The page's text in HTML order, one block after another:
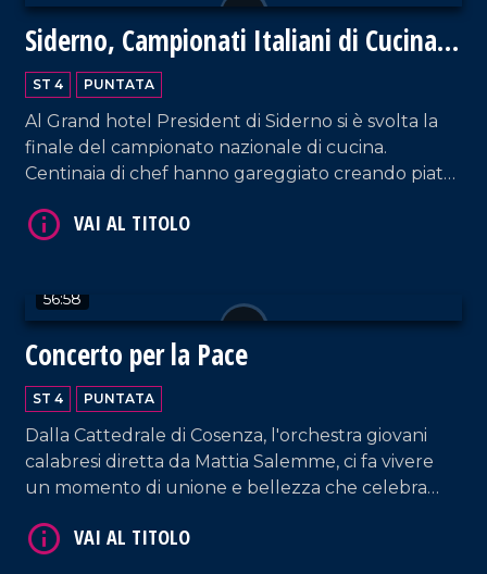
Siderno, Campionati Italiani di Cucina
2024
ST 4 PUNTATA
Al Grand hotel President di Siderno si è svolta la
finale del campionato nazionale di cucina.
Centinaia di chef hanno gareggiato creando piatti
unico, ricco di emozioni e sapori.
56:58
Concerto per la Pace
ST 4 PUNTATA
Dalla Cattedrale di Cosenza, l'orchestra giovani
calabresi diretta da Mattia Salemme, ci fa vivere
un momento di unione e bellezza che celebra
VAI AL TITOLO